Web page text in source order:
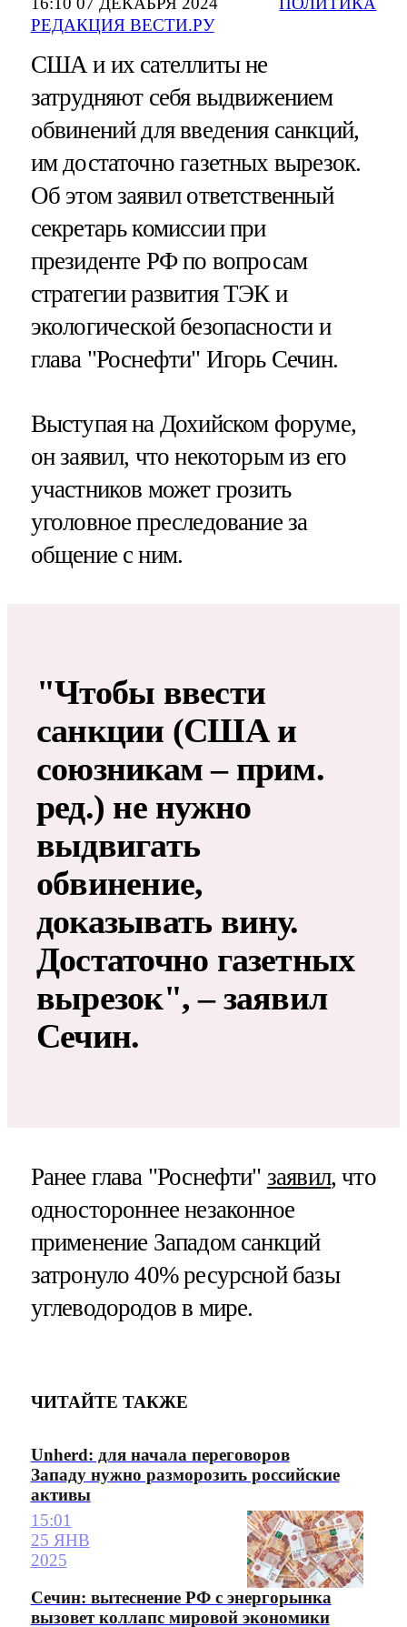
РЕДАКЦИЯ ВЕСТИ.РУ
США и их сателлиты не
затрудняют себя выдвижением
обвинений для введения санкций,
им достаточно газетных вырезок.
Об этом заявил ответственный
секретарь комиссии при
президенте РФ по вопросам
стратегии развития ТЭК и
экологической безопасности и
глава "Роснефти" Игорь Сечин.
Выступая на Дохийском форуме,
он заявил, что некоторым из его
участников может грозить
уголовное преследование за
общение с ним.
"Чтобы ввести
санкции (США и
союзникам – прим.
ред​​​.) не нужно
выдвигать
обвинение,
доказывать вину.
Достаточно газетных
вырезок", – заявил
Сечин.
Ранее глава "Роснефти" заявил, что
одностороннее незаконное
применение Западом санкций
затронуло 40% ресурсной базы
углеводородов в мире.
ЧИТАЙТЕ ТАКЖЕ
Unherd: для начала переговоров
Западу нужно разморозить российские
активы
15:01
25 ЯНВ
2025
Сечин: вытеснение РФ с энергорынка
вызовет коллапс мировой экономики